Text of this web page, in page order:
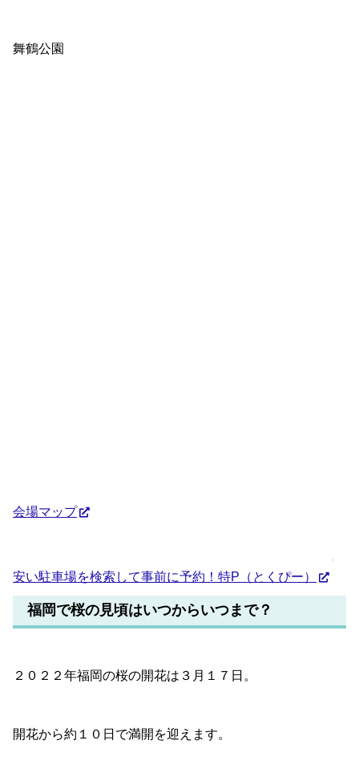
舞鶴公園
会場マップ
安い駐車場を検索して事前に予約！特P（とくぴー）
福岡で桜の見頃はいつからいつまで？
２０２２年福岡の桜の開花は３月１７日。
開花から約１０日で満開を迎えます。